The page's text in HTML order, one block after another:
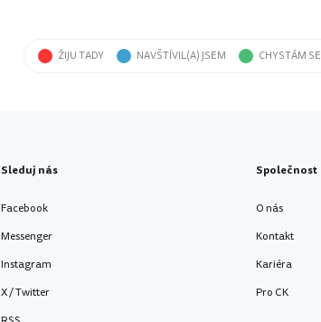
ŽIJU TADY NAVŠTÍVIL(A) JSEM CHYSTÁM SE
Sleduj nás
Facebook
Messenger
Instagram
X / Twitter
Společnost
O nás
Kontakt
Kariéra
Pro CK